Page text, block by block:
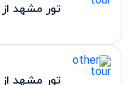
تور مشهد از
تور مشهد از